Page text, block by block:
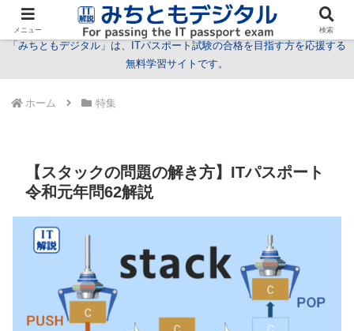
試験情報 学習方法 用語 問題 特集 お問い合わせ
「みちともデジタル」は、ITパスポート試験の合格を目指す方を応援する
無料学習サイトです。
ホーム 特集
【スタックの問題の解き方】ITパスポート
令和元年問62解説
メニュー 検索